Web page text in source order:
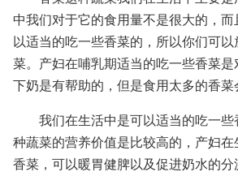
中我们对于它的食用量不是很大的，
以适当的吃一些香菜的，所以你们可
菜。产妇在哺乳期适当的吃一些香菜
下奶是有帮助的，但是食用太多的香菜
我们在生活中是可以适当的吃一
种蔬菜的营养价值是比较高的，产妇
香菜，可以暖胃健脾以及促进奶水的